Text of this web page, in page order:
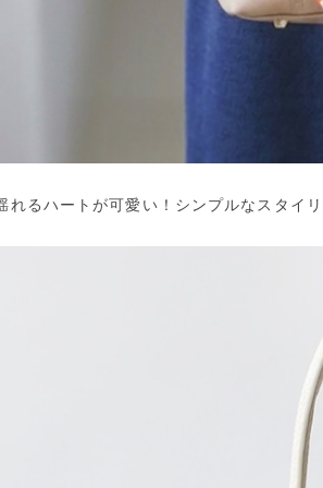
れるハートが可愛い！シンプルなスタイ